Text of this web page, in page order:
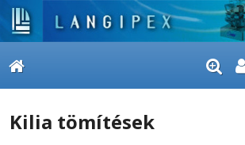
Kilia tömítések